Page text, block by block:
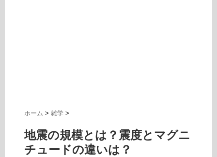
ホーム > 雑学 >
地震の規模とは？震度とマグニ
チュードの違いは？